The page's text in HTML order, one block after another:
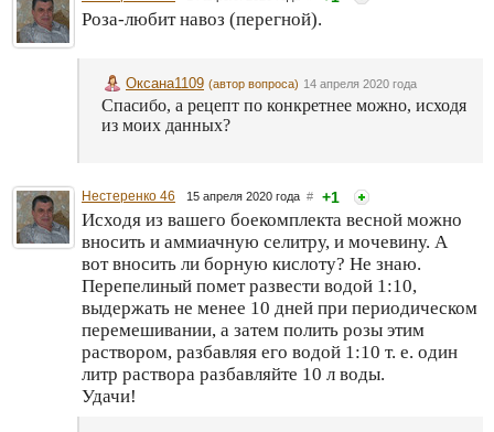
Роза-любит навоз (перегной).
Оксана1109 (автор вопроса) 14 апреля 2020 года
Спасибо, а рецепт по конкретнее можно, исходя
из моих данных?
Нестеренко 46 15 апреля 2020 года # +1
Исходя из вашего боекомплекта весной можно
вносить и аммиачную селитру, и мочевину. А
вот вносить ли борную кислоту? Не знаю.
Перепелиный помет развести водой 1:10,
выдержать не менее 10 дней при периодическом
перемешивании, а затем полить розы этим
раствором, разбавляя его водой 1:10 т. е. один
литр раствора разбавляйте 10 л воды.
Удачи!